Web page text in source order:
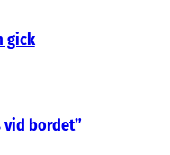
gick
vid bordet”